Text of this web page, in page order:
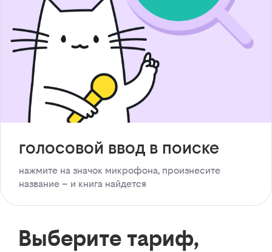
голосовой ввод в поиске
нажмите на значок микрофона, произнесите
название – и книга найдется
Выберите тариф,